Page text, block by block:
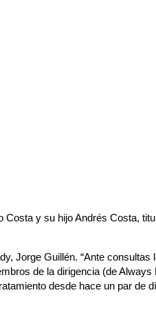
Costa y su hijo Andrés Costa,
Jorge Guillén. “Ante consultas
de la dirigencia (de Always
desde hace un par de